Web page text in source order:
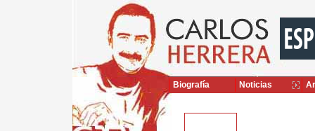
Biografía Noticias